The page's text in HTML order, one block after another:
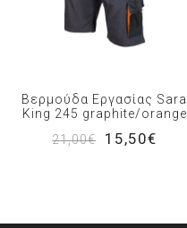
Βερμούδα Εργασίας Sara
King 245 graphite/orange
21,00€
15,50€